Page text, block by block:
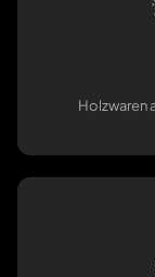
Holzwaren